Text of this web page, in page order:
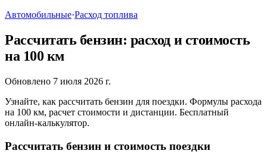
Автомобильные·Расход топлива
Рассчитать бензин: расход и стоимость
на 100 км
Обновлено 7 июля 2026 г.
Узнайте, как рассчитать бензин для поездки. Формулы расхода
на 100 км, расчет стоимости и дистанции. Бесплатный
онлайн-калькулятор.
Рассчитать бензин и стоимость поездки